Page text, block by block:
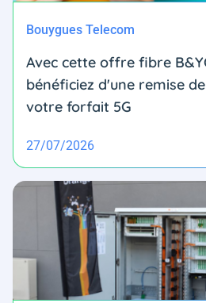
Bouygues Telecom
Avec cette offre fibre
bénéficiez d'une remise
votre forfait 5G
27/07/2026